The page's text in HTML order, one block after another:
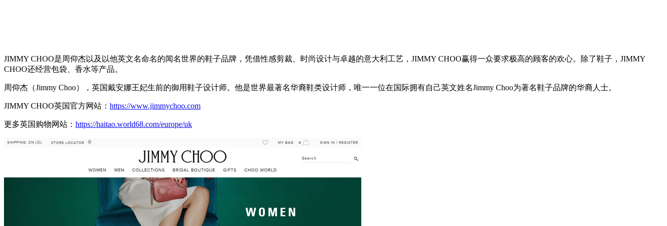
JIMMY CHOO是周仰杰以及以他英文名命名的闻名世界的鞋子品牌，凭借性感剪裁、时尚设计与卓越的意大利工艺，JIMMY CHOO赢得一众要求极高的顾客的欢心。除了鞋子，JIMMY
CHOO还经营包袋、香水等产品。
周仰杰（Jimmy Choo），英国戴安娜王妃生前的御用鞋子设计师。他是世界最著名华裔鞋类设计师，唯一一位在国际拥有自己英文姓名Jimmy Choo为著名鞋子品牌的华裔人士。
JIMMY CHOO英国官方网站： https://www.jimmychoo.com
更多英国购物网站： https://haitao.world68.com/europe/uk